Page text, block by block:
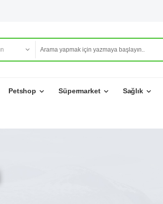
Petshop Süpermarket Sağlık